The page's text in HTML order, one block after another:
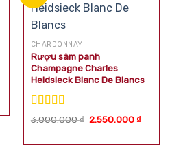
CHARDONNAY
Rượu sâm panh
Champagne Charles
Heidsieck Blanc De Blancs
Được xếp
3.000.000₫ Giá
3.000.000 ₫.
2.550.000₫Giá
là: